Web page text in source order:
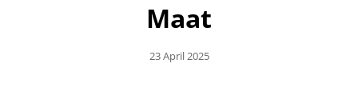
Maat
Geplaatst
23 April 2025